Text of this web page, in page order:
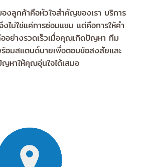
องลูกค้าคือหัวใจสำคัญของเรา บริการ
งไม่ใช่แค่การซ่อมแซม แต่คือการให้คำ
ออย่างรวดเร็วเมื่อคุณเกิดปัญหา ทีม
อมสแตนด์บายเพื่อตอบข้อสงสัยและ
ญหาให้คุณอุ่นใจได้เสมอ